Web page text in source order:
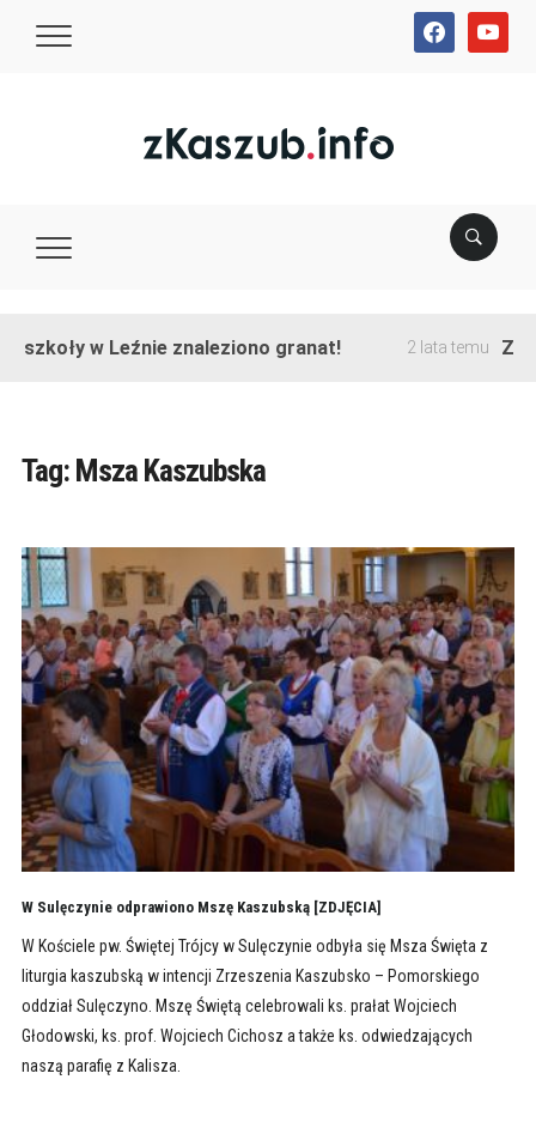
facebookyoutube
szkoły w Leźnie znaleziono granat! 2 lata temu
Tag: Msza Kaszubska
W Sulęczynie odprawiono Mszę Kaszubską [ZDJĘCIA]
W Kościele pw. Świętej Trójcy w Sulęczynie odbyła się Msza Święta z
liturgia kaszubską w intencji Zrzeszenia Kaszubsko – Pomorskiego
oddział Sulęczyno. Mszę Świętą celebrowali ks. prałat Wojciech
Głodowski, ks. prof. Wojciech Cichosz a także ks. odwiedzających
naszą parafię z Kalisza.